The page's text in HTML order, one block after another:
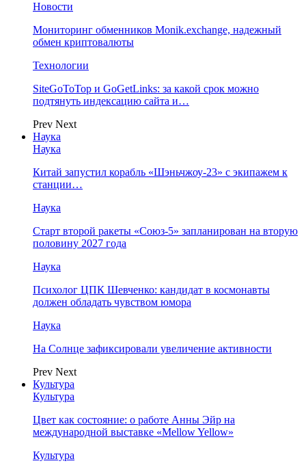
Новости
Мониторинг обменников Monik.exchange, надежный
обмен криптовалюты
Технологии
SiteGoToTop и GoGetLinks: за какой срок можно
подтянуть индексацию сайта и…
Prev Next
Наука
Наука
Китай запустил корабль «Шэньчжоу-23» с экипажем к
станции…
Наука
Старт второй ракеты «Союз-5» запланирован на вторую
половину 2027 года
Наука
Психолог ЦПК Шевченко: кандидат в космонавты
должен обладать чувством юмора
Наука
На Солнце зафиксировали увеличение активности
Prev Next
Культура
Культура
Цвет как состояние: о работе Анны Эйр на
международной выставке «Mellow Yellow»
Культура